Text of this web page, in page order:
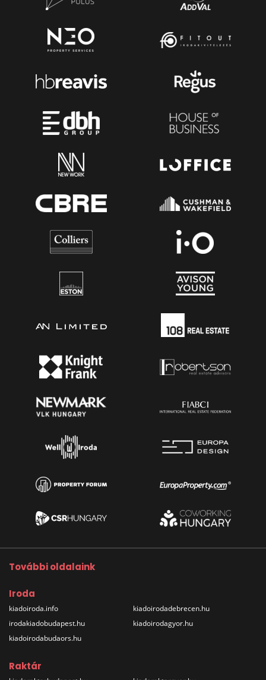
További oldalaink
Iroda
kiadoiroda.info
irodakiadobudapest.hu
kiadoirodabudaors.hu
kiadoirodadebrecen.hu
kiadoirodagyor.hu
Raktár